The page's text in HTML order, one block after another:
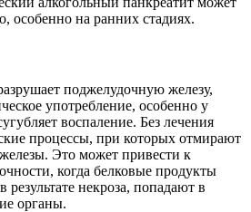
особенно на ранних стадиях.
поджелудочную железу,
употребление, особенно у
воспаление. Без лечения
процессы, при которых отмирают
Это может привести к
когда белковые продукты
результате некроза, попадают в
органы.